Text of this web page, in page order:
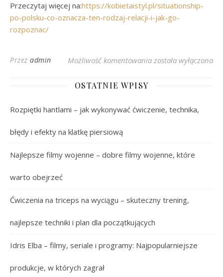
Przeczytaj więcej na:https://kobietaistyl.pl/situationship-
po-polsku-co-oznacza-ten-rodzaj-relacji-i-jak-go-
rozpoznac/
Przez admin Możliwość komentowania Situationship po
została wyłączona
OSTATNIE WPISY
Rozpiętki hantlami – jak wykonywać ćwiczenie, technika,
błędy i efekty na klatkę piersiową
Najlepsze filmy wojenne – dobre filmy wojenne, które
warto obejrzeć
Ćwiczenia na triceps na wyciągu – skuteczny trening,
najlepsze techniki i plan dla początkujących
Idris Elba – filmy, seriale i programy: Najpopularniejsze
produkcje, w których zagrał